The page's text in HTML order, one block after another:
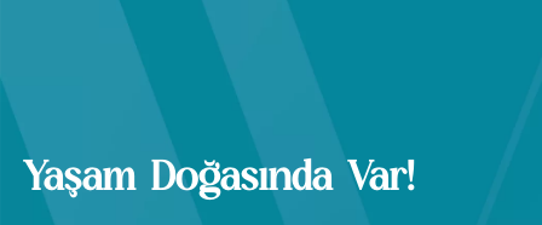
Yaşam Doğasında Var!